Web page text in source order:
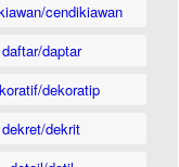
cendikiawan
daftar/daptar
dekoratip
dekret/dekrit